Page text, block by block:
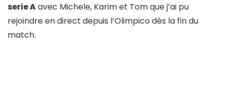
serie Aavec Michele, Karim et Tom que j’ai pu
rejoindre en direct depuis l’Olimpico dès la fin du
match.